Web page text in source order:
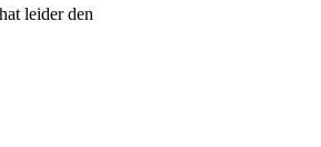
leider den